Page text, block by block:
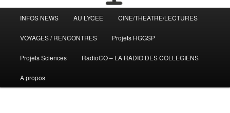
principal
INFOS NEWS AU LYCEE CINE/THEATRE/LECTURES
VOYAGES / RENCONTRES Projets HGGSP
Projets Sciences RadioCO – LA RADIO DES COLLEGIENS
A propos